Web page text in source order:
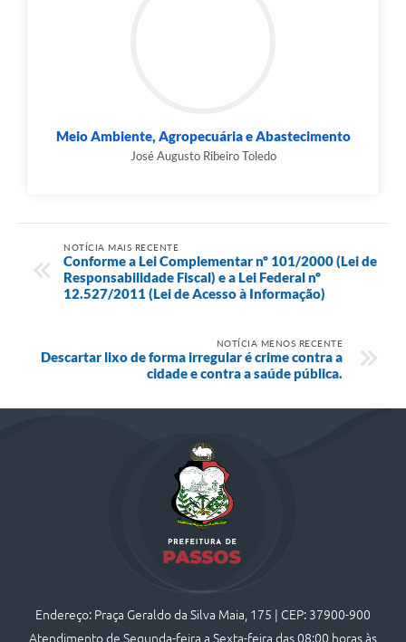
Meio Ambiente, Agropecuária e Abastecimento
José Augusto Ribeiro Toledo
NOTÍCIA MAIS RECENTE
Conforme a Lei Complementar nº 101/2000 (Lei de
Responsabilidade Fiscal) e a Lei Federal nº
12.527/2011 (Lei de Acesso à Informação)
NOTÍCIA MENOS RECENTE
Descartar lixo de forma irregular é crime contra a
cidade e contra a saúde pública.
Endereço: Praça Geraldo da Silva Maia, 175 | CEP: 37900-900
Atendimento de Segunda-feira a Sexta-feira das 08:00 horas às